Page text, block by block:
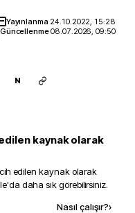
Yayınlanma 24.10.2022, 15:28
Güncellenme08.07.2026, 09:50
N
kaynak olarak
edilen kaynak olarak
daha sık görebilirsiniz.
Nasıl çalışır?›